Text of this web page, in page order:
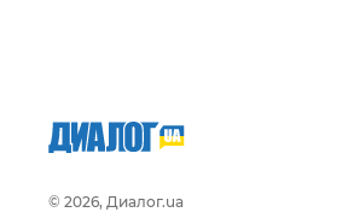
© 2026, Диалог.ua